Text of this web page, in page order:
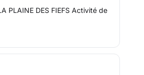
PLAINE DES FIEFS Activité de